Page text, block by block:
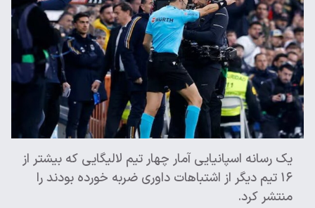
یک رسانه اسپانیایی آمار چهار تیم لالیگایی که بیشتر از
۱۶ تیم دیگر از اشتباهات داوری ضربه خورده بودند را
منتشر کرد.